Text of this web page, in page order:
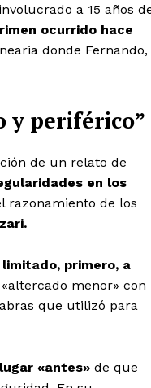
a 15 años
ocurrido hace
donde Fernando,
y periférico”
de un relato de
en los
razonamiento de los
primero, a
menor» con
que utilizó para
«antes» de que